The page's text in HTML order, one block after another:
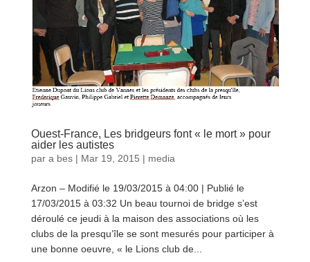
Ouest-France, Les bridgeurs font « le mort » pour
aider les autistes
par a bes| Mar 19, 2015 | media
Arzon – Modifié le 19/03/2015 à 04:00 | Publié le
17/03/2015 à 03:32 Un beau tournoi de bridge s’est
déroulé ce jeudi à la maison des associations où les
clubs de la presqu’île se sont mesurés pour participer à
une bonne oeuvre, « le Lions club de...